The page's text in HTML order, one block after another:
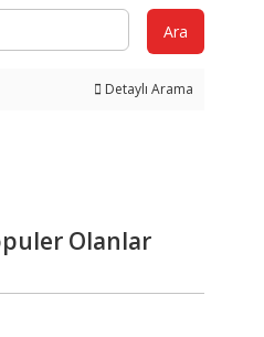
Ara
Detaylı Arama
Olanlar